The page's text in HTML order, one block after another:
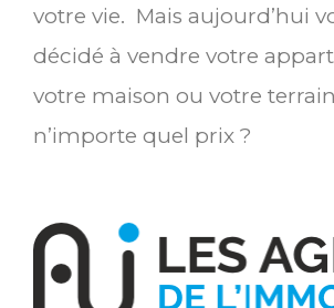
votre vie. Mais aujourd’hui
décidé à vendre votre
votre maison ou votre
n’importe quel prix ?